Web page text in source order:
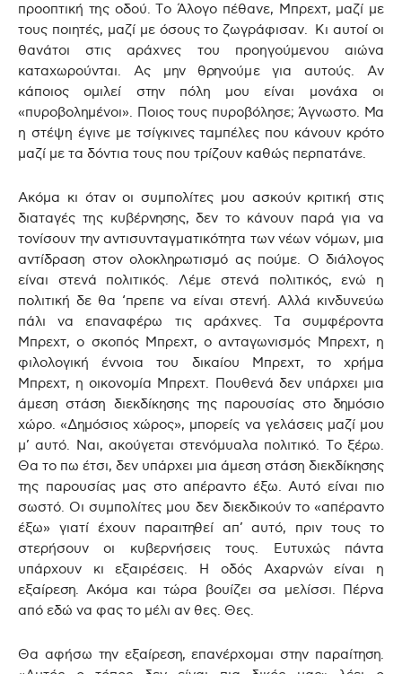
προοπτική της οδού. Το Άλογο πέθανε, Μπρεχτ, μαζί με
τους ποιητές, μαζί με όσους το ζωγράφισαν. Κι αυτοί οι
θανάτοι στις αράχνες του προηγούμενου αιώνα
καταχωρούνται. Ας μην θρηνούμε για αυτούς. Αν
κάποιος ομιλεί στην πόλη μου είναι μονάχα οι
«πυροβολημένοι». Ποιος τους πυροβόλησε; Άγνωστο. Μα
η στέψη έγινε με τσίγκινες ταμπέλες που κάνουν κρότο
μαζί με τα δόντια τους που τρίζουν καθώς περπατάνε.
Ακόμα κι όταν οι συμπολίτες μου ασκούν κριτική στις
διαταγές της κυβέρνησης, δεν το κάνουν παρά για να
τονίσουν την αντισυνταγματικότητα των νέων νόμων, μια
αντίδραση στον ολοκληρωτισμό ας πούμε. Ο διάλογος
είναι στενά πολιτικός. Λέμε στενά πολιτικός, ενώ η
πολιτική δε θα ‘πρεπε να είναι στενή. Αλλά κινδυνεύω
πάλι να επαναφέρω τις αράχνες. Τα συμφέροντα
Μπρεχτ, ο σκοπός Μπρεχτ, ο ανταγωνισμός Μπρεχτ, η
φιλολογική έννοια του δικαίου Μπρεχτ, το χρήμα
Μπρεχτ, η οικονομία Μπρεχτ. Πουθενά δεν υπάρχει μια
άμεση στάση διεκδίκησης της παρουσίας στο δημόσιο
χώρο. «Δημόσιος χώρος», μπορείς να γελάσεις μαζί μου
μ’ αυτό. Ναι, ακούγεται στενόμυαλα πολιτικό. Το ξέρω.
Θα το πω έτσι, δεν υπάρχει μια άμεση στάση διεκδίκησης
της παρουσίας μας στο απέραντο έξω. Αυτό είναι πιο
σωστό. Οι συμπολίτες μου δεν διεκδικούν το «απέραντο
έξω» γιατί έχουν παραιτηθεί απ’ αυτό, πριν τους το
στερήσουν οι κυβερνήσεις τους. Ευτυχώς πάντα
υπάρχουν κι εξαιρέσεις. Η οδός Αχαρνών είναι η
εξαίρεση. Ακόμα και τώρα βουίζει σα μελίσσι. Πέρνα
από εδώ να φας το μέλι αν θες. Θες.
Θα αφήσω την εξαίρεση, επανέρχομαι στην παραίτηση.